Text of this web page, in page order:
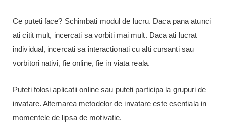
Ce puteti face? Schimbati modul de lucru. Daca pana atunci
ati citit mult, incercati sa vorbiti mai mult. Daca ati lucrat
individual, incercati sa interactionati cu alti cursanti sau
vorbitori nativi, fie online, fie in viata reala.
Puteti folosi aplicatii online sau puteti participa la grupuri de
invatare. Alternarea metodelor de invatare este esentiala in
momentele de lipsa de motivatie.